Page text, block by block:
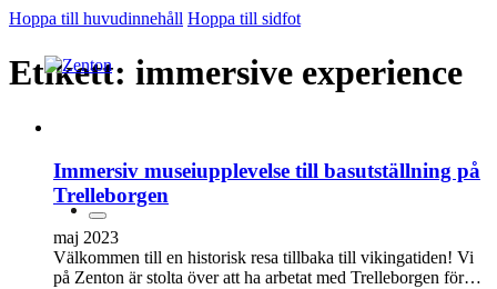
Hoppa till huvudinnehåll Hoppa till sidfot
Etikett: immersive experience
Immersiv museiupplevelse till basutställning på
Trelleborgen
maj 2023
Välkommen till en historisk resa tillbaka till vikingatiden! Vi
på Zenton är stolta över att ha arbetat med Trelleborgen för…